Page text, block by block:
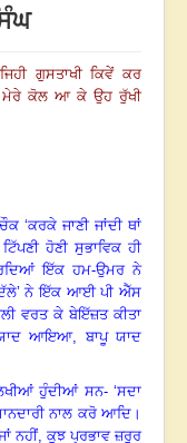
ਗੁਸਤਾਖੀ ਕਿਵੇਂ ਕਰ
ਮੇਰੇ ਕੋਲ ਆ ਕੇ ਉਹ ਰੁੱਖੀ
‘ਕਰਕੇ ਜਾਣੀ ਜਾਂਦੀ ਥਾਂ
ਹੋਣੀ ਸੁਭਾਵਿਕ ਹੀ
ਇੱਕ ਹਮ-ਉਮਰ ਨੇ
’ਨੇ ਇੱਕ ਆਈ ਪੀ ਐੱਸ
ਵਰਤ ਕੇ ਬੇਇੱਜ਼ਤ ਕੀਤਾ
ਆਇਆ, ਬਾਪੂ ਯਾਦ
ਹੁੰਦੀਆਂ ਸਨ- ‘ਸਦਾ
ਨਾਲ ਕਰੋ ਆਦਿ ।
ਨਹੀਂ, ਕੁਝ ਪ੍ਰਭਾਵ ਜ਼ਰੂਰ